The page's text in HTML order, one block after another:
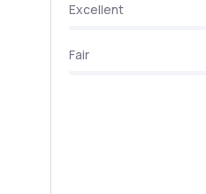
Excellent
Fair